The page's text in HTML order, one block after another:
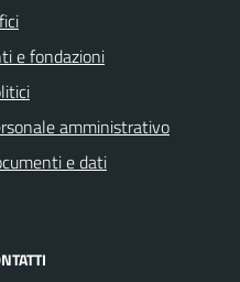
e fondazioni
amministrativo
e dati